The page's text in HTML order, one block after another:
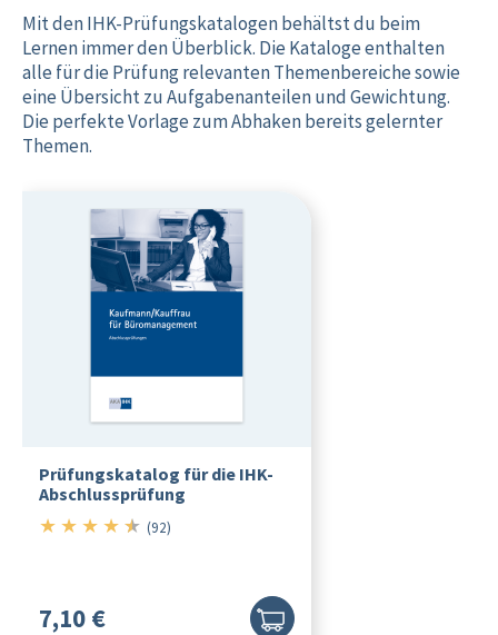
Mit den IHK-Prüfungskatalogen behältst du beim
Lernen immer den Überblick. Die Kataloge enthalten
alle für die Prüfung relevanten Themenbereiche sowie
eine Übersicht zu Aufgabenanteilen und Gewichtung.
Die perfekte Vorlage zum Abhaken bereits gelernter
Themen.
Prüfungskatalog für die IHK-
Abschlussprüfung
★ ★ ★ ★ ★ 4.5/5
(92)
7,10 €